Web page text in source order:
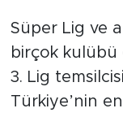
Süper Lig ve
birçok kulübü
3. Lig
Türkiye’nin